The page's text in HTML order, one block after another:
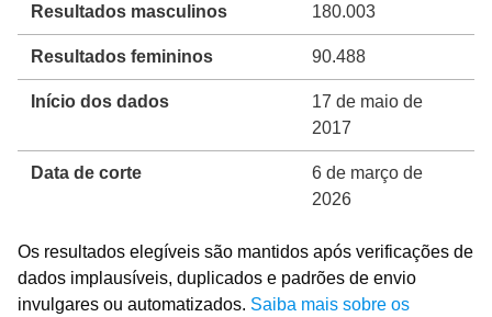
Resultados masculinos 180.003
Resultados femininos 90.488
Início dos dados
17 de maio de
2017
Data de corte
6 de março de
2026
Os resultados elegíveis são mantidos após verificações de
dados implausíveis, duplicados e padrões de envio
invulgares ou automatizados. Saiba mais sobre os